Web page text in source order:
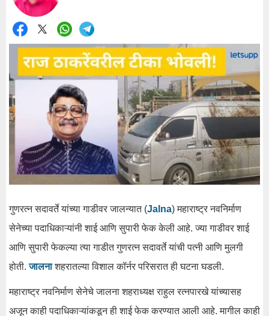
गुणरत्न सदावर्ते यांच्या गाडीवर जालन्यात (Jalna) महाराष्ट्र नवनिर्माण
सेनेच्या पदाधिकाऱ्यांनी शाई आणि सुपारी फेक केली आहे. ज्या गाडीवर शाई
आणि सुपारी फेकल्या त्या गाडीत गुणरत्न सदावर्ते यांची पत्नी आणि मुलगी
होती.जालना शहरातल्या विशाल कॉर्नर परिसरात ही घटना घडली.
महाराष्ट्र नवनिर्माण सेनेचे जालना शहराध्यक्ष राहुल रत्नपारखे यांच्यासह
अजून काही पदाधिकाऱ्यांकडून ही शाई फेक करण्यात आली आहे. मागील काही